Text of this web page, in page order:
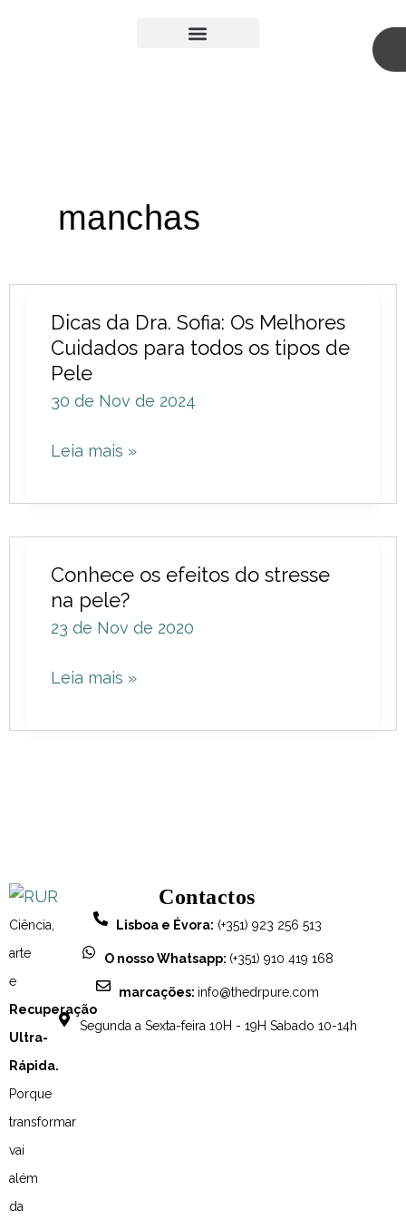
manchas
Dicas da Dra. Sofia: Os Melhores
Cuidados para todos os tipos de
Pele
30 de Nov de 2024
da
Dra.
Sofia:
Os
Cuidados
os
tipos
de
Pele
Leia mais »
Conhece os efeitos do stresse
na pele?
23 de Nov de 2020
os
efeitos
do
na
Leia mais »
Ciência,
arte
e
Recuperação
Ultra-
Rápida.
Porque
transformar
vai
além
da
Contactos
Lisboa e Évora: (+351) 923 256 513
O nosso Whatsapp: (+351) 910 419 168
marcações: info@thedrpure.com
Segunda a Sexta-feira 10H - 19H Sabado 10-14h